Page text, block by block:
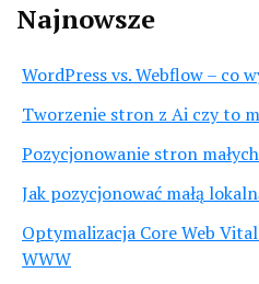
Najnowsze
WordPress vs. Webflow – co
Tworzenie stron z Ai czy to
Pozycjonowanie stron
Jak pozycjonować małą
Optymalizacja Core Web
WWW